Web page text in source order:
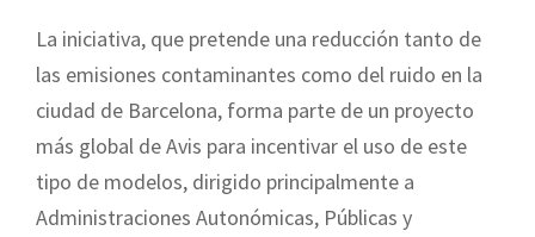
La iniciativa, que pretende una reducción tanto de
las emisiones contaminantes como del ruido en la
ciudad de Barcelona, forma parte de un proyecto
más global de Avis para incentivar el uso de este
tipo de modelos, dirigido principalmente a
Administraciones Autonómicas, Públicas y